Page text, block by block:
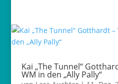
Kai „The Tunnel“
WM in den „Ally Pally“